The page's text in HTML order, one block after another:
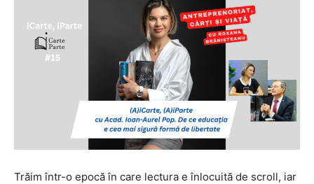
Trăim într-o epocă în care lectura e înlocuită de scroll, iar